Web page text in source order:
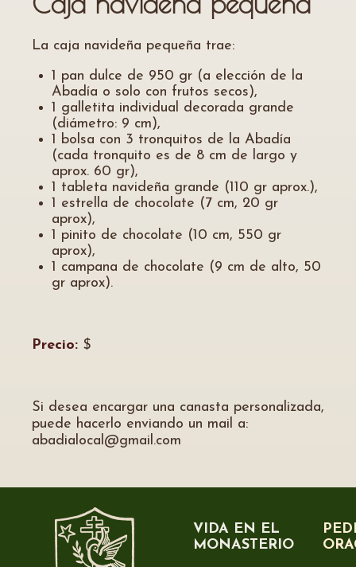
La caja navideña pequeña trae:
1 pan dulce de 950 gr (a elección de la
Abadía o solo con frutos secos),
1 galletita individual decorada grande
(diámetro: 9 cm),
1 bolsa con 3 tronquitos de la Abadía
(cada tronquito es de 8 cm de largo y
aprox. 60 gr),
1 tableta navideña grande (110 gr aprox.),
1 estrella de chocolate (7 cm, 20 gr
aprox),
1 pinito de chocolate (10 cm, 550 gr
aprox),
1 campana de chocolate (9 cm de alto, 50
gr aprox).
Precio: $
Si desea encargar una canasta personalizada,
puede hacerlo enviando un mail a:
abadialocal@gmail.com
VIDA EN EL
MONASTERIO